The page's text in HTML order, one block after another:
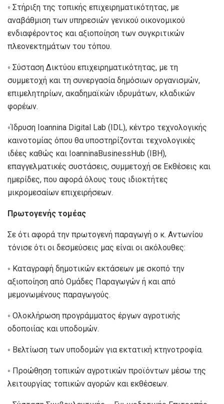
◦ Στήριξη της τοπικής επιχειρηματικότητας, με
αναβάθμιση των υπηρεσιών γενικού οικονομικού
ενδιαφέροντος και αξιοποίηση των συγκριτικών
πλεονεκτημάτων του τόπου.
◦ Σύσταση Δικτύου επιχειρηματικότητας, με τη
συμμετοχή και τη συνεργασία δημόσιων οργανισμών,
επιμελητηρίων, ακαδημαϊκών ιδρυμάτων, κλαδικών
φορέων.
◦Ίδρυση Ioannina Digital Lab (IDL), κέντρο τεχνολογικής
καινοτομίας όπου θα υποστηρίζονται τεχνολογικές
ιδέες καθώς και IoanninaBusinessHub (IBH),
επαγγελματικές συστάσεις, συμμετοχή σε Εκθέσεις και
ημερίδες, που αφορά όλους τους ιδιοκτήτες
μικρομεσαίων επιχειρήσεων.
Πρωτογενής τομέας
Σε ότι αφορά την πρωτογενή παραγωγή ο κ. Αντωνίου
τόνισε ότι οι δεσμεύσεις μας είναι οι ακόλουθες:
◦ Καταγραφή δημοτικών εκτάσεων με σκοπό την
αξιοποίηση από Ομάδες Παραγωγών ή και από
μεμονωμένους παραγωγούς.
◦ Ολοκλήρωση προγράμματος έργων αγροτικής
οδοποιίας και υποδομών.
◦ Βελτίωση των υποδομών για εκτατική κτηνοτροφία.
◦ Προώθηση τοπικών αγροτικών προϊόντων μέσω της
λειτουργίας τοπικών αγορών και εκθέσεων.